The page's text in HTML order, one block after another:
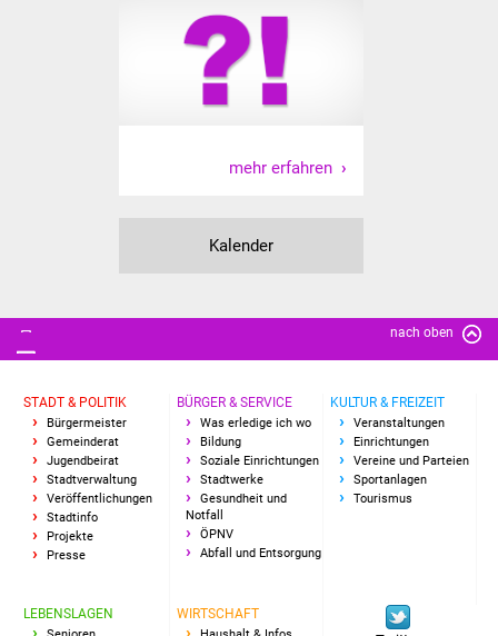
Zehntscheuer
Bürgerhaus
Vereine und Parteien
Sportanlagen
Erlebnisregion
Schwäbischer Albtrauf
Route der
mehr erfahren
Kalender
nach oben
STADT & POLITIK
Bürgermeister
Gemeinderat
Jugendbeirat
Stadtverwaltung
Veröffentlichungen
Stadtinfo
Projekte
Presse
BÜRGER & SERVICE
Was erledige ich wo
Bildung
Soziale Einrichtungen
Stadtwerke
Gesundheit und
Notfall
ÖPNV
Abfall und Entsorgung
KULTUR & FREIZEIT
Veranstaltungen
Einrichtungen
Vereine und Parteien
Sportanlagen
Tourismus
LEBENSLAGEN WIRTSCHAFT